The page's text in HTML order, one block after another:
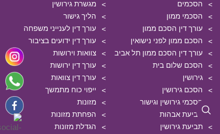
הסכמים
הסכמי ממון
עורך דין הסכם ממון
הסכם ממון לפני נישואין
עורך דין הסכם ממון תל אביב
הסכם שלום בית
גירושין
הסכם גירושין
הסכמי גירושין וגישור
תביעת אבהות
תביעת גירושין
מגשרת גירושין
הליך גישור
עורך דין לענייני משפחה
עורך דין ידועים בציבור
צוואות וירושות
עורך דין ירושות
עורך דין צוואות
ייפוי כוח מתמשך
מזונות
הפחתת מזונות
הגדלת מזונות